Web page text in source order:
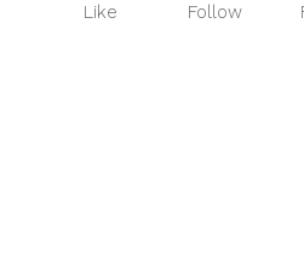
Like Follow